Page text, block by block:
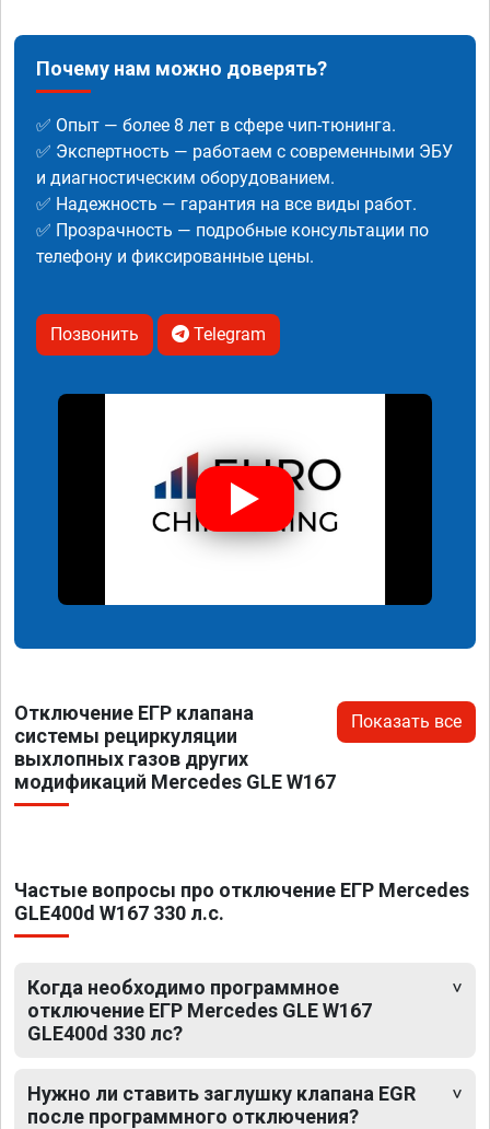
Почему нам можно доверять?
✅ Опыт — более 8 лет в сфере чип-тюнинга.
✅ Экспертность — работаем с современными ЭБУ
и диагностическим оборудованием.
✅ Надежность — гарантия на все виды работ.
✅ Прозрачность — подробные консультации по
телефону и фиксированные цены.
Позвонить Telegram
Отключение ЕГР клапана
системы рециркуляции
выхлопных газов других
модификаций Mercedes GLE W167
Показать все
Частые вопросы про отключение ЕГР Mercedes
GLE400d W167 330 л.с.
Когда необходимо программное
отключение ЕГР Mercedes GLE W167
GLE400d 330 лс?
Нужно ли ставить заглушку клапана EGR
после программного отключения?